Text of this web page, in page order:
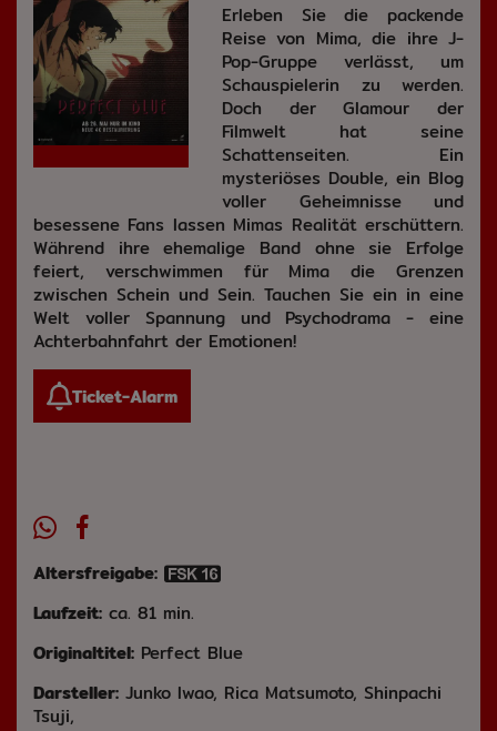
Erleben Sie die packende
Reise von Mima, die ihre J-
Pop-Gruppe verlässt, um
Schauspielerin zu werden.
Doch der Glamour der
Filmwelt hat seine
Schattenseiten. Ein
mysteriöses Double, ein Blog
voller Geheimnisse und
besessene Fans lassen Mimas Realität erschüttern.
Während ihre ehemalige Band ohne sie Erfolge
feiert, verschwimmen für Mima die Grenzen
zwischen Schein und Sein. Tauchen Sie ein in eine
Welt voller Spannung und Psychodrama - eine
Achterbahnfahrt der Emotionen!
Ticket-Alarm
Altersfreigabe:
Laufzeit: ca. 81 min.
Originaltitel: Perfect Blue
Darsteller: Junko Iwao, Rica Matsumoto, Shinpachi
Tsuji,